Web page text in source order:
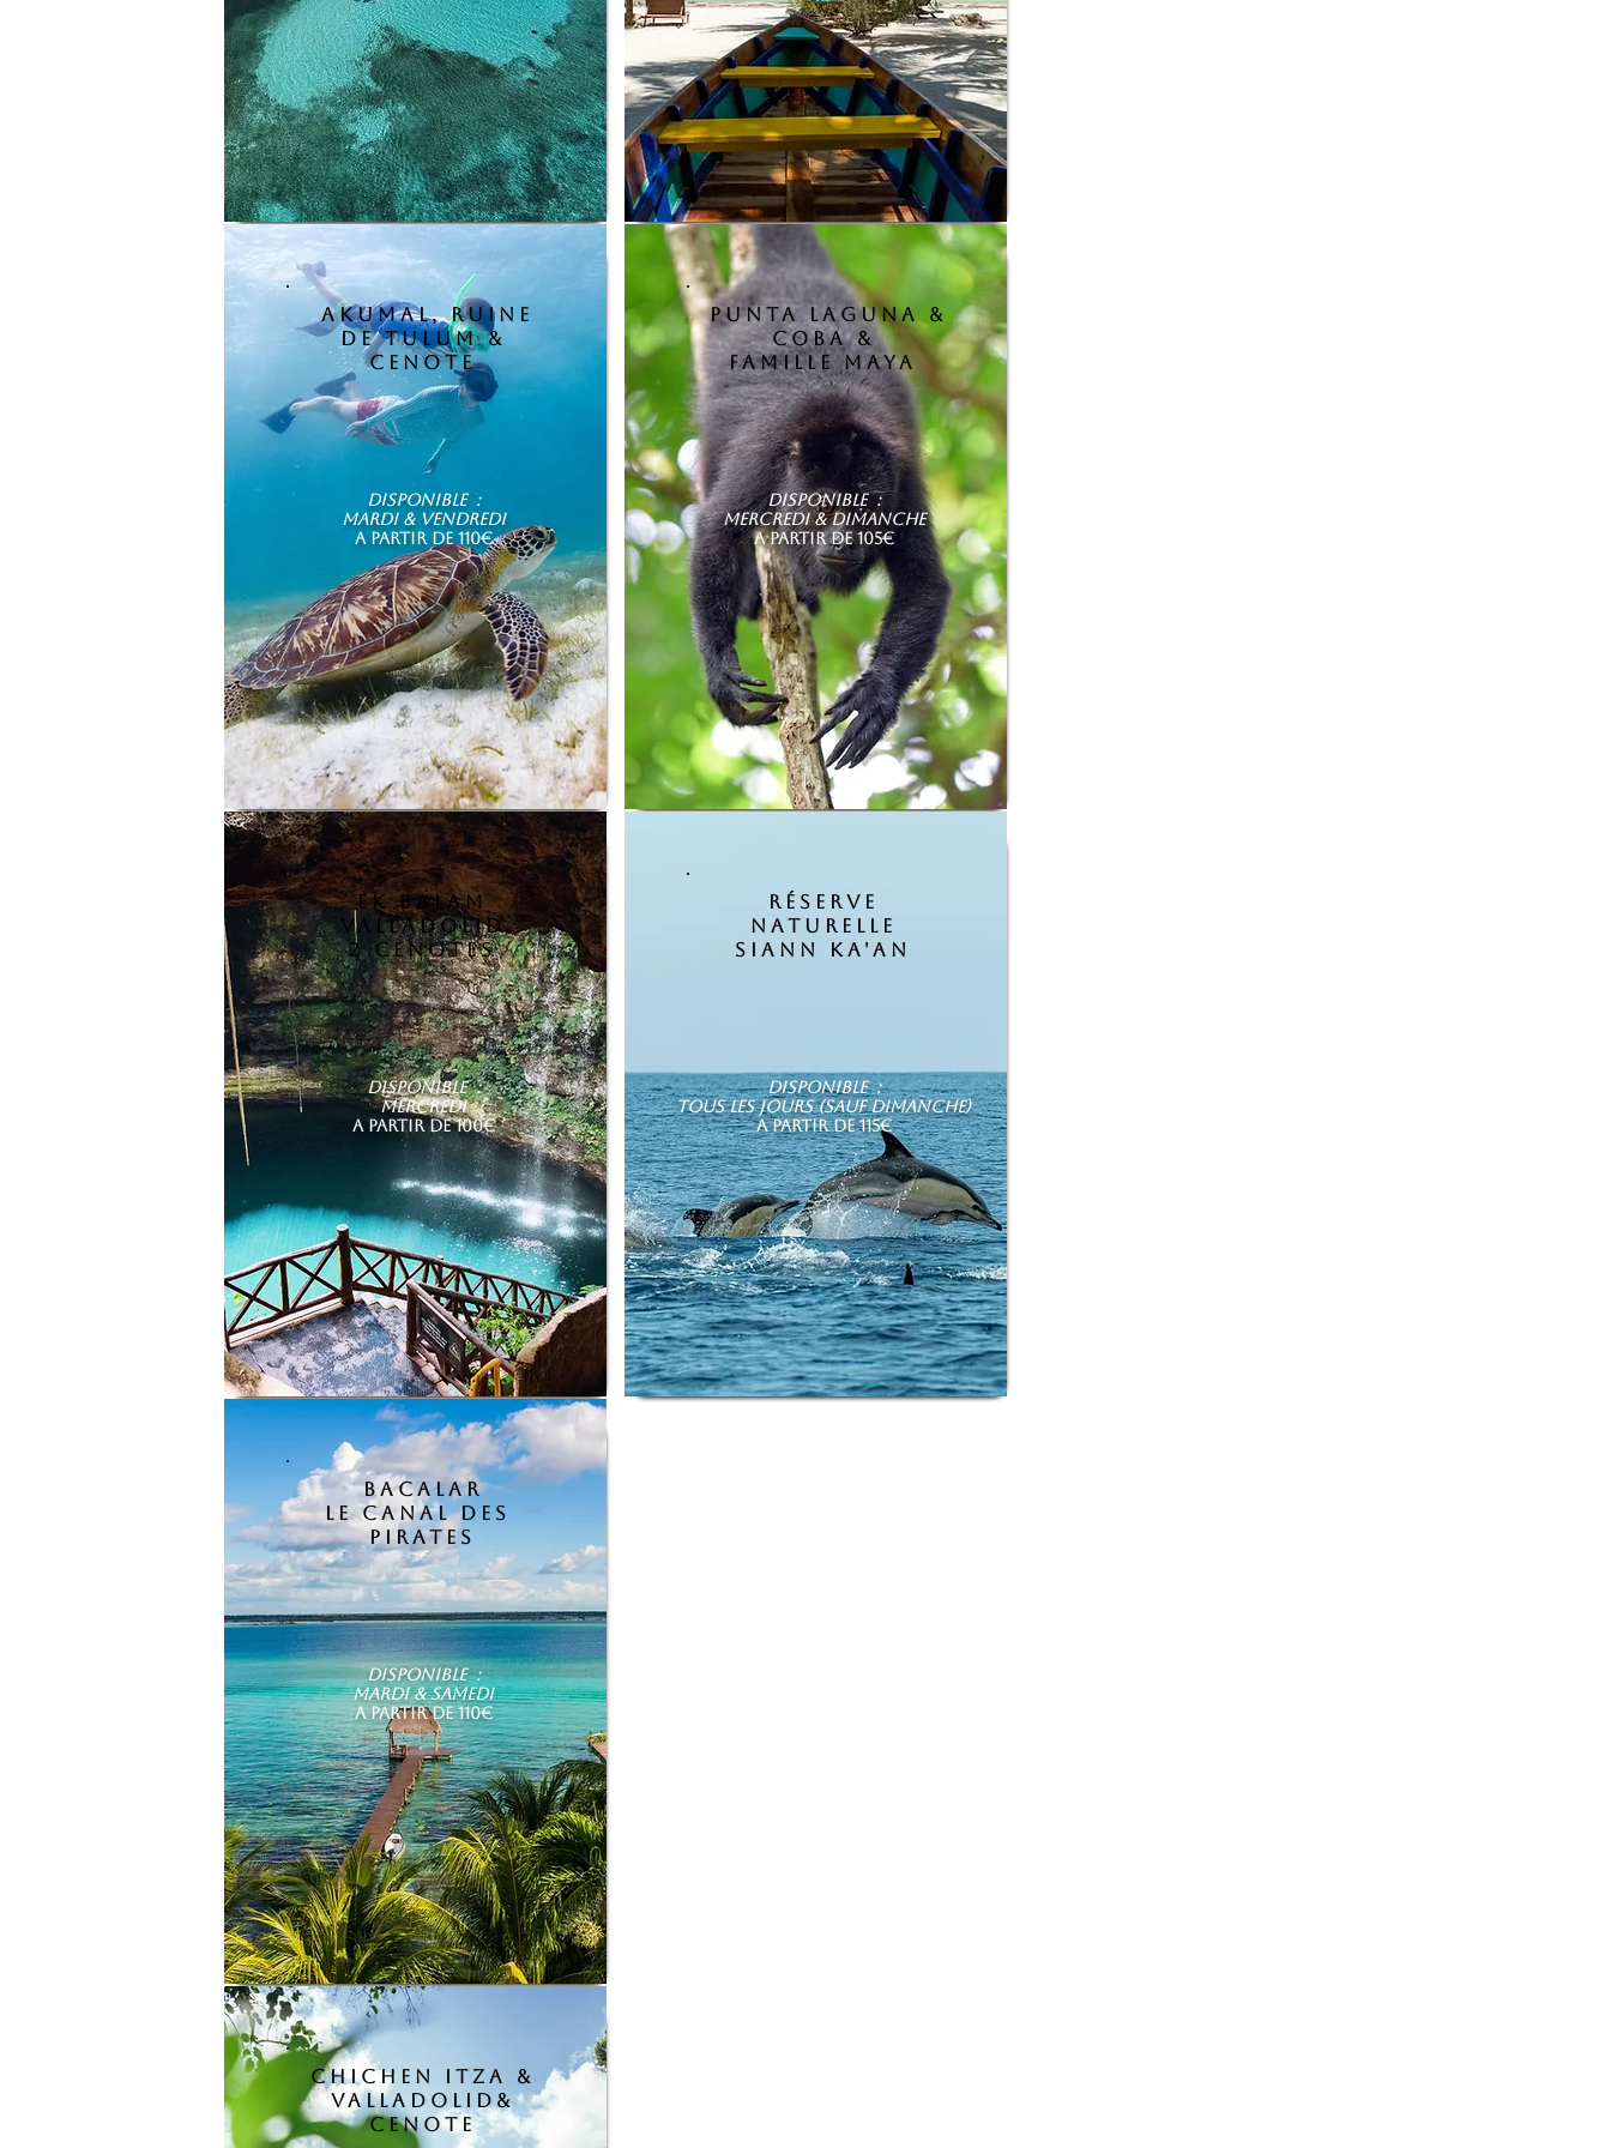
akumal, ruine
de tulum &
cenote
Disponible :
mardi & vendredi
A PARTIR DE 110€
ek balam
valladolid
2 cenotes
Disponible :
MERCREDI
A PARTIR DE 100€
bacalar
le canal des
pirates
Disponible :
mardi & samedi
A PARTIR DE 110€
punta laguna
&
coba &
famille maya
Disponible :
mercredi & dimanche
A PARTIR DE 105€
réserve
naturelle
siann ka'an
Disponible :
tOUS LES JOURS (sauf dimanche)
A PARTIR DE 115€
chichen itza &
valladolid&
cenote